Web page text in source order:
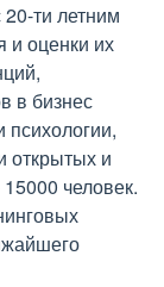
ти летним
и оценки их
в бизнес
открытых и
человек.